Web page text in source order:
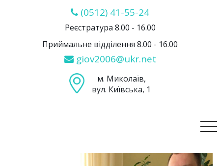
(0512) 41-55-24
Реєстратура 8.00 - 16.00
Приймальне відділення 8.00 - 16.00
giov2006@ukr.net
м. Миколаїв,
вул. Київська, 1